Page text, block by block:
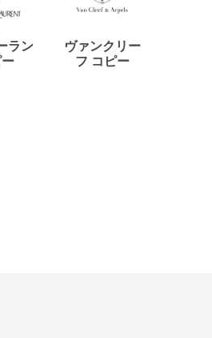
ラン
ヴァンクリー
フ コピー